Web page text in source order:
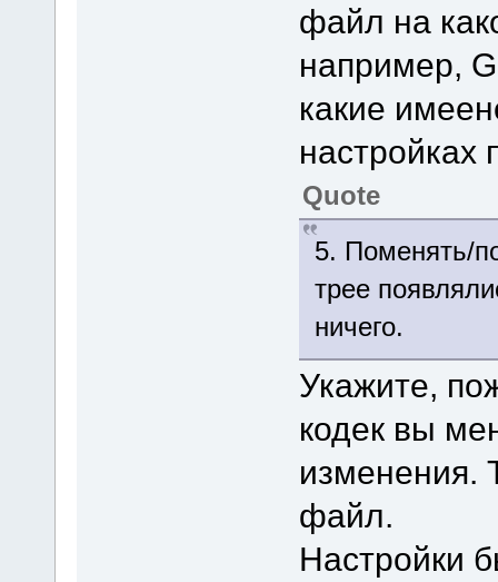
файл на
например,
какие
настройках
Quote
5. Поменять/
трее
ничего.
Укажите,
кодек вы
изменения.
файл.
Настройки